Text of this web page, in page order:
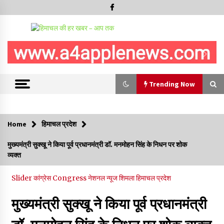
Trending Now
हिमाचल सरकार कोल्ड स्टोरेज, फ्रीज-ड्राई यूनिट और रेफ्रिजरेटेड वैन के
लिए देगी 70 % सब्सिडी
रामपुर नगर परिषद के पिछले 5 वर्षों के कार्यों की होगी समीक्षा, अनियमितता मिली
09/08/2026
Home हिमाचल प्रदेश
मुख्यमंत्री सुक्खू ने किया पूर्व प्रधानमंत्री डॉ. मनमोहन सिंह के निधन पर शोक
व्यक्त
Sliderकांग्रेस Congressनेशनल न्यूजशिमलाहिमाचल प्रदेश
मुख्यमंत्री सुक्खू ने किया पूर्व प्रधानमंत्री